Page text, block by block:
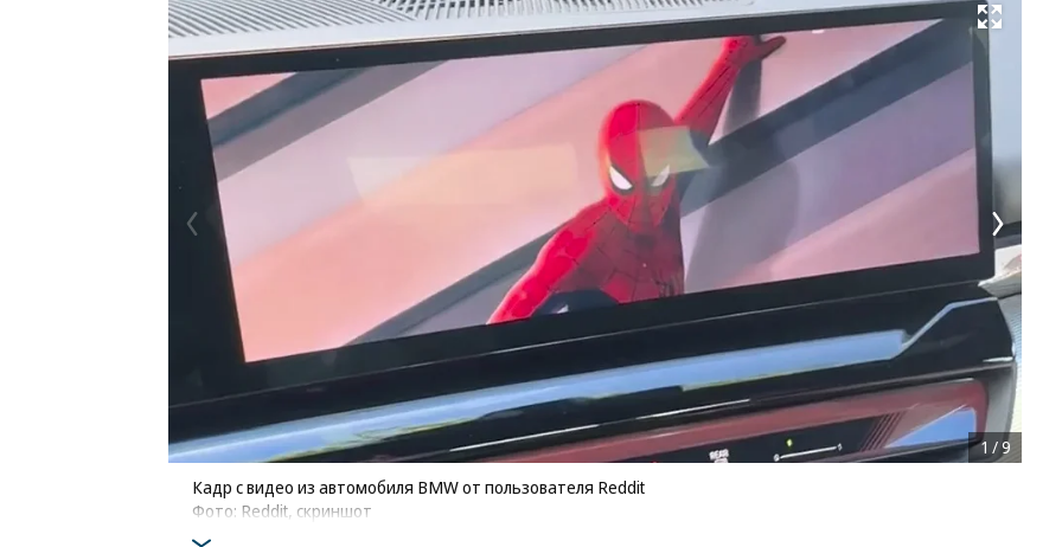
Развернуть на весь экран
Кадр с видео из автомобиля BMW от пользователя Reddit
Фото: Reddit, скриншот
1 /9